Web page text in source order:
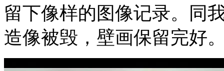
留下像样的图像记录。同
造像被毁，壁画保留完好